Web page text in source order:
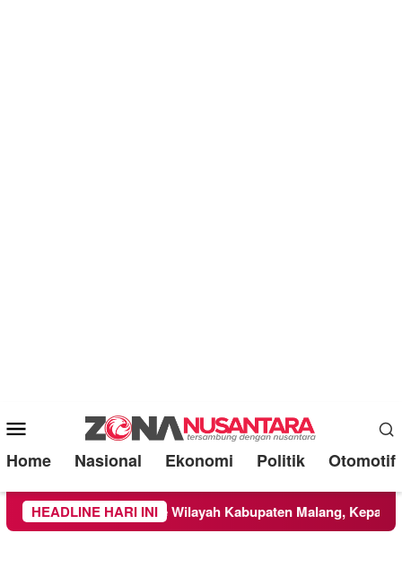
Mobile
Menu
Home Nasional Ekonomi Politik Otomotif
HEADLINE HARI INI
di TNBTS Meluas ke Wilayah Kabupaten Malang, Kepala